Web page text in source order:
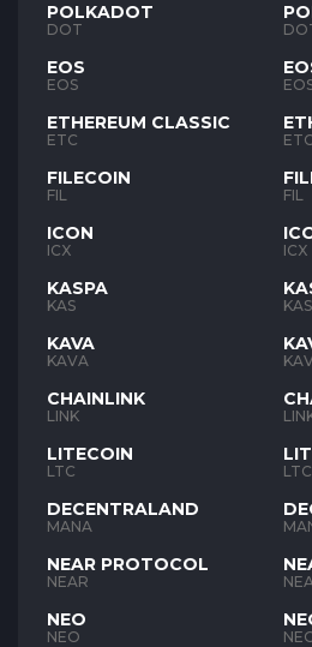
POLKADOT
DOT
EOS
EOS
ETHEREUM CLASSIC
ETC
FILECOIN
FIL
ICON
ICX
KASPA
KAS
KAVA
KAVA
CHAINLINK
LINK
LITECOIN
LTC
DECENTRALAND
MANA
NEAR PROTOCOL
NEAR
NEO
NEO
ETC
FIL
ICX
KAS
LTC